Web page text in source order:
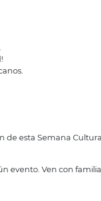
de esta Semana
evento. Ven con